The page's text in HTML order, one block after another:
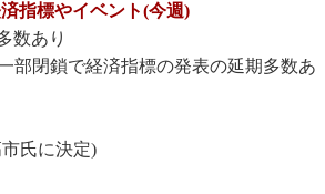
指標やイベント(今週)
数あり
部閉鎖で経済指標の発表の延期多数あ
氏に決定)